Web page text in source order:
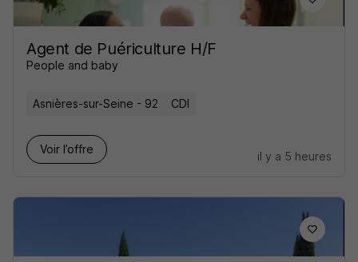
Agent de Puériculture H/F
People and baby
Asnières-sur-Seine - 92 CDI
Voir l’offre
il y a 5 heures